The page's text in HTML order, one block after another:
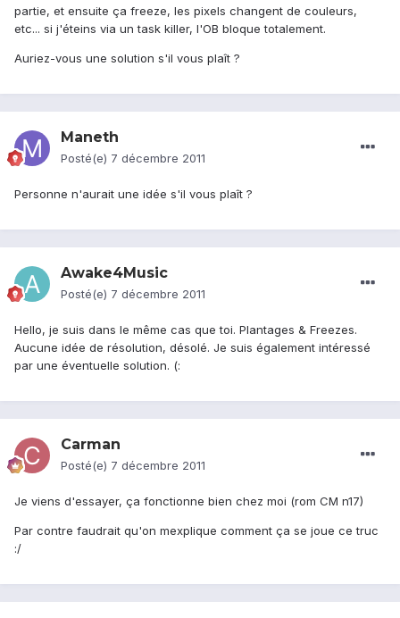
partie, et ensuite ça freeze, les pixels changent de couleurs,
etc... si j'éteins via un task killer, l'OB bloque totalement.
Auriez-vous une solution s'il vous plaît ?
Maneth
Posté(e) 7 décembre 2011
Personne n'aurait une idée s'il vous plaît ?
Awake4Music
Posté(e) 7 décembre 2011
Hello, je suis dans le même cas que toi. Plantages & Freezes.
Aucune idée de résolution, désolé. Je suis également intéressé
par une éventuelle solution. (:
Carman
Posté(e) 7 décembre 2011
Je viens d'essayer, ça fonctionne bien chez moi (rom CM n17)
Par contre faudrait qu'on mexplique comment ça se joue ce truc
:/